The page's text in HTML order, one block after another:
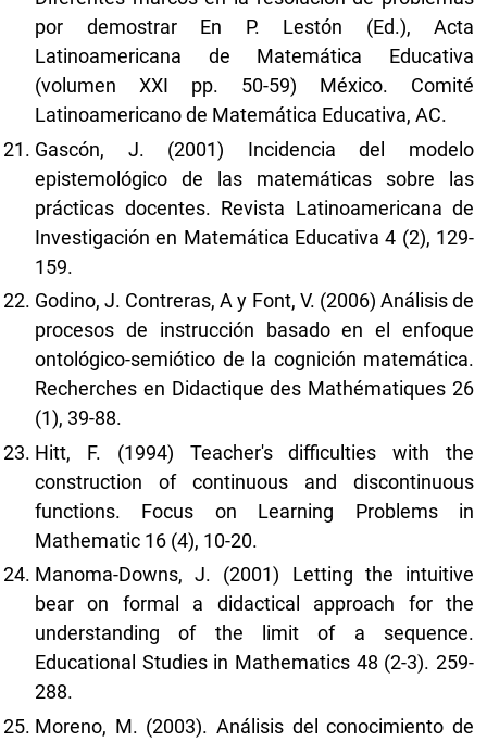
por demostrar En P. Lestón (Ed.), Acta
Latinoamericana de Matemática Educativa
(volumen XXI pp. 50-59) México. Comité
Latinoamericano de Matemática Educativa, AC.
Gascón, J. (2001) Incidencia del modelo
epistemológico de las matemáticas sobre las
prácticas docentes. Revista Latinoamericana de
Investigación en Matemática Educativa 4 (2), 129-
159.
Godino, J. Contreras, A y Font, V. (2006) Análisis de
procesos de instrucción basado en el enfoque
ontológico-semiótico de la cognición matemática.
Recherches en Didactique des Mathématiques 26
(1), 39-88.
Hitt, F. (1994) Teacher's difficulties with the
construction of continuous and discontinuous
functions. Focus on Learning Problems in
Mathematic 16 (4), 10-20.
Manoma-Downs, J. (2001) Letting the intuitive
bear on formal a didactical approach for the
understanding of the limit of a sequence.
Educational Studies in Mathematics 48 (2-3). 259-
288.
Moreno, M. (2003). Análisis del conocimiento de